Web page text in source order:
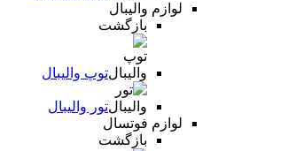
لوازم والیبال
بازگشت
توپ والیبال
تور والیبال
لوازم فوتسال
بازگشت